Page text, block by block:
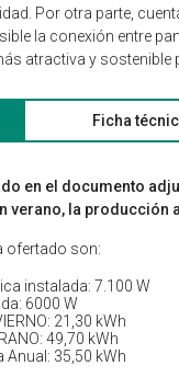
Por otra parte,
la conexión entre
atractiva y sostenible
Ficha
en el documento
verano, la producción
ofertado son:
instalada: 7.100 W
6000 W
21,30 kWh
49,70 kWh
Anual: 35,50 kWh